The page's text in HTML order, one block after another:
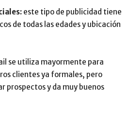
este tipo de publicidad tiene
de todas las edades y ubicación
se utiliza mayormente para
clientes ya formales, pero
prospectos y da muy buenos